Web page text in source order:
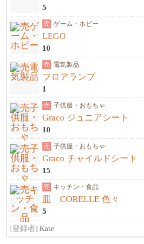
5
売 ゲーム・ホビー
LEGO
10
売 電気製品
フロアランプ
1
売 子供服・おもちゃ
Graco ジュニアシート
10
売 子供服・おもちゃ
Graco チャイルドシート
15
売 キッチン・食品
皿 CORELLE 色々
5
[登録者] Kate